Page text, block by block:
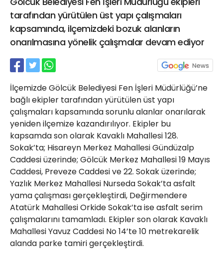
tarafından yürütülen üst yapı çalışmaları
kapsamında, ilçemizdeki bozuk alanların
onarılmasına yönelik çalışmalar devam ediyor
İlçemizde Gölcük Belediyesi Fen İşleri Müdürlüğü’ne
bağlı ekipler tarafından yürütülen üst yapı
çalışmaları kapsamında sorunlu alanlar onarılarak
yeniden ilçemize kazandırılıyor. Ekipler bu
kapsamda son olarak Kavaklı Mahallesi 128.
Sokak’ta; Hisareyn Merkez Mahallesi Gündüzalp
Caddesi üzerinde; Gölcük Merkez Mahallesi 19 Mayıs
Caddesi, Preveze Caddesi ve 22. Sokak üzerinde;
Yazlık Merkez Mahallesi Nurseda Sokak’ta asfalt
yama çalışması gerçekleştirdi, Değirmendere
Atatürk Mahallesi Orkide Sokak’ta ise asfalt serim
çalışmalarını tamamladı. Ekipler son olarak Kavaklı
Mahallesi Yavuz Caddesi No 14’te 10 metrekarelik
alanda parke tamiri gerçekleştirdi.
21 Gölcük
02624132333
haber@golcukpostasi.com